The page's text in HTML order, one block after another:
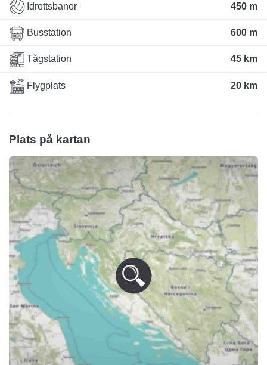
Idrottsbanor 450 m
Busstation 600 m
Tågstation 45 km
Flygplats 20 km
Plats på kartan